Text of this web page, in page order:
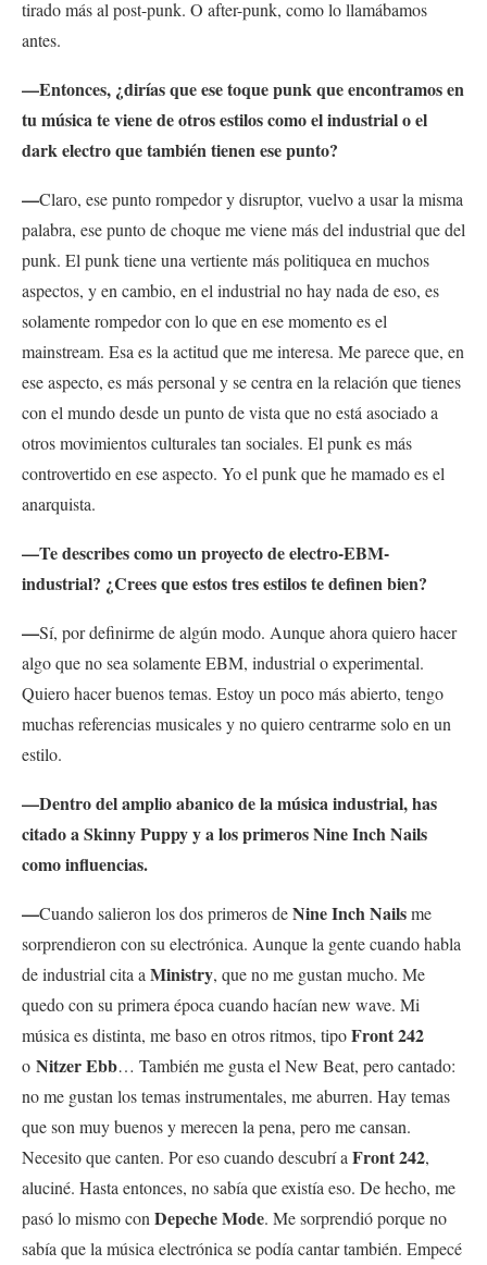
tirado más al post-punk. O after-punk, como lo llamábamos
antes.
—Entonces, ¿dirías que ese toque punk que encontramos en
tu música te viene de otros estilos como el industrial o el
dark electro que también tienen ese punto?
—Claro, ese punto rompedor y disruptor, vuelvo a usar la misma
palabra, ese punto de choque me viene más del industrial que del
punk. El punk tiene una vertiente más politiquea en muchos
aspectos, y en cambio, en el industrial no hay nada de eso, es
solamente rompedor con lo que en ese momento es el
mainstream. Esa es la actitud que me interesa. Me parece que, en
ese aspecto, es más personal y se centra en la relación que tienes
con el mundo desde un punto de vista que no está asociado a
otros movimientos culturales tan sociales. El punk es más
controvertido en ese aspecto. Yo el punk que he mamado es el
anarquista.
—Te describes como un proyecto de electro-EBM-
industrial? ¿Crees que estos tres estilos te definen bien?
—Sí, por definirme de algún modo. Aunque ahora quiero hacer
algo que no sea solamente EBM, industrial o experimental.
Quiero hacer buenos temas. Estoy un poco más abierto, tengo
muchas referencias musicales y no quiero centrarme solo en un
estilo.
—Dentro del amplio abanico de la música industrial, has
citado a Skinny Puppy y a los primeros Nine Inch Nails
como influencias.
—Cuando salieron los dos primeros deNine Inch Nailsme
sorprendieron con su electrónica. Aunque la gente cuando habla
de industrial cita a Ministry, que no me gustan mucho. Me
quedo con su primera época cuando hacían new wave. Mi
música es distinta, me baso en otros ritmos, tipoFront 242
o Nitzer Ebb… También me gusta el New Beat, pero cantado:
no me gustan los temas instrumentales, me aburren. Hay temas
que son muy buenos y merecen la pena, pero me cansan.
Necesito que canten. Por eso cuando descubrí a Front 242,
aluciné. Hasta entonces, no sabía que existía eso. De hecho, me
pasó lo mismo con Depeche Mode. Me sorprendió porque no
sabía que la música electrónica se podía cantar también. Empecé